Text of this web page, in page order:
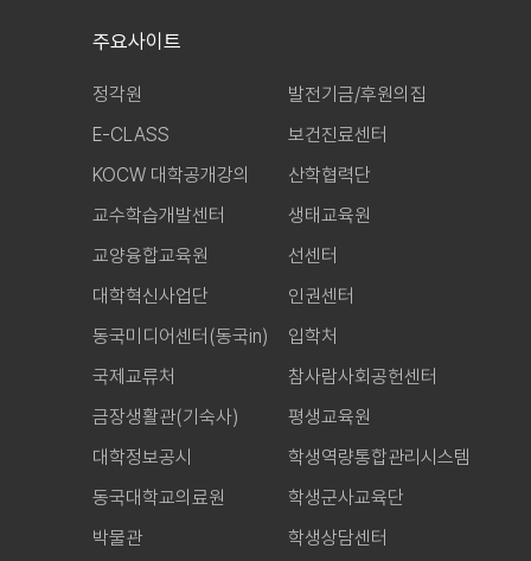
주요사이트
정각원
E-CLASS
KOCW 대학공개강의
교수학습개발센터
교양융합교육원
대학혁신사업단
동국미디어센터(동국in)
국제교류처
금장생활관(기숙사)
대학정보공시
동국대학교의료원
박물관
발전기금/후원의집
보건진료센터
산학협력단
생태교육원
선센터
인권센터
입학처
참사람사회공헌센터
평생교육원
학생역량통합관리시스템
학생군사교육단
학생상담센터